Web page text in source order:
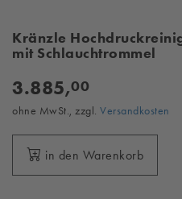
Kränzle
mit Schlauchtrommel
3.885,00
ohne MwSt., zzgl. Versandkosten
in den Warenkorb